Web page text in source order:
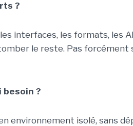
?
interfaces, les formats, les
le reste. Pas forcément
besoin ?
environnement isolé, sans